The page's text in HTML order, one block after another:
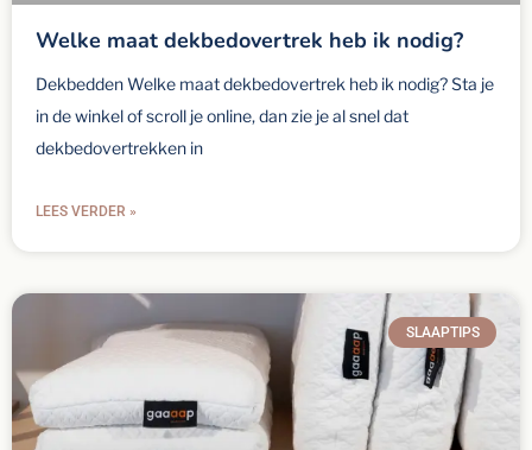
Welke maat dekbedovertrek heb ik nodig?
Dekbedden Welke maat dekbedovertrek heb ik nodig? Sta je
in de winkel of scroll je online, dan zie je al snel dat
dekbedovertrekken in
LEES VERDER »
SLAAPTIPS